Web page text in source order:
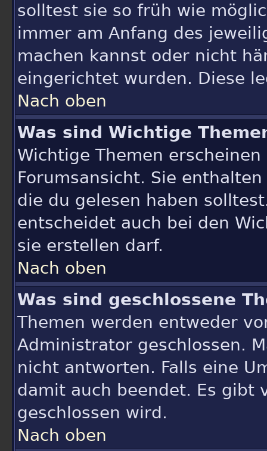
solltest sie so früh wie
immer am Anfang des
machen kannst oder nicht
eingerichtet wurden. Diese
Nach oben
Was sind Wichtige
Wichtige Themen
Forumsansicht. Sie
die du gelesen haben
entscheidet auch bei den
sie erstellen darf.
Nach oben
Was sind geschlossene
Themen werden entweder
Administrator geschlossen.
nicht antworten. Falls eine
damit auch beendet. Es gibt
geschlossen wird.
Nach oben